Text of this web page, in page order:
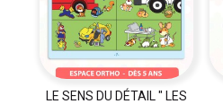
LE SENS DU DÉTAIL " LES